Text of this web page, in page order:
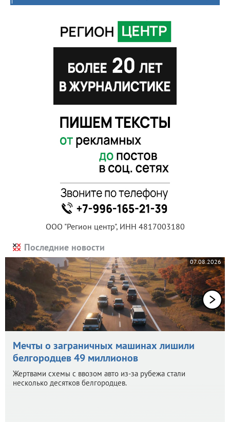
ООО "Регион центр", ИНН 4817003180
Последние новости
07.08.2026
Мечты о заграничных машинах лишили
белгородцев 49 миллионов
Жертвами схемы с ввозом авто из-за рубежа стали
несколько десятков белгородцев.